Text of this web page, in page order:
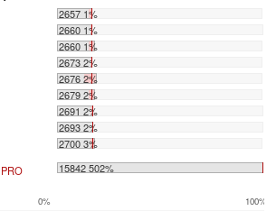
2657 1%
2660 1%
2660 1%
2673 2%
2676 2%
2679 2%
2691 2%
2693 2%
2700 3%
15842 502%
0% 100%